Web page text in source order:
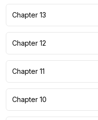
Chapter 13
Chapter 12
Chapter 11
Chapter 10